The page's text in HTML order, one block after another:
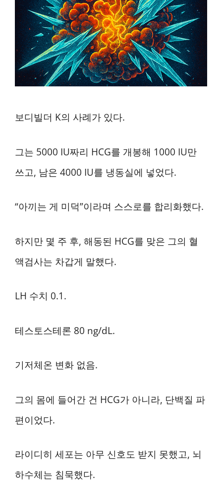
보디빌더 K의 사례가 있다.
그는 5000 IU짜리 HCG를 개봉해 1000 IU만
쓰고, 남은 4000 IU를 냉동실에 넣었다.
“아끼는 게 미덕”이라며 스스로를 합리화했다.
하지만 몇 주 후, 해동된 HCG를 맞은 그의 혈
액검사는 차갑게 말했다.
LH 수치 0.1.
테스토스테론 80 ng/dL.
기저체온 변화 없음.
그의 몸에 들어간 건 HCG가 아니라, 단백질 파
편이었다.
라이디히 세포는 아무 신호도 받지 못했고, 뇌
하수체는 침묵했다.